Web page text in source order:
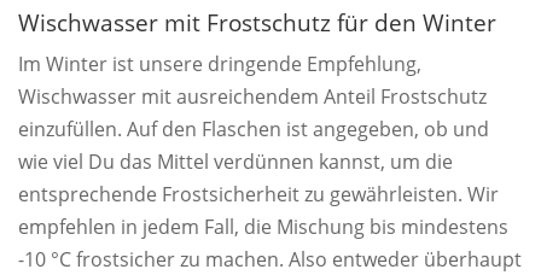
Wischwasser mit Frostschutz für den Winter
Im Winter ist unsere dringende Empfehlung,
Wischwasser mit ausreichendem Anteil Frostschutz
einzufüllen. Auf den Flaschen ist angegeben, ob und
wie viel Du das Mittel verdünnen kannst, um die
entsprechende Frostsicherheit zu gewährleisten. Wir
empfehlen in jedem Fall, die Mischung bis mindestens
-10 °C frostsicher zu machen. Also entweder überhaupt